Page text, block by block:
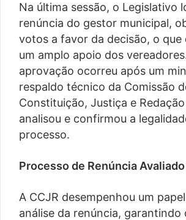
Na última sessão, o Legislativo
renúncia do gestor municipal,
votos a favor da decisão, o que
um amplo apoio dos
aprovação ocorreu após um
respaldo técnico da Comissão
Constituição, Justiça e
analisou e confirmou a
processo.
Processo de Renúncia Avaliado
A CCJR desempenhou um
análise da renúncia, garantindo